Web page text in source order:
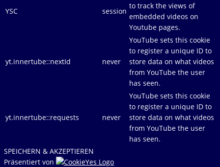
YSC session
to track the views of
embedded videos on
Youtube pages.
yt.innertube::nextId never
YouTube sets this cookie
to register a unique ID to
store data on what videos
from YouTube the user
has seen.
yt.innertube::requests never
YouTube sets this cookie
to register a unique ID to
store data on what videos
from YouTube the user
has seen.
SPEICHERN & AKZEPTIEREN
Präsentiert von